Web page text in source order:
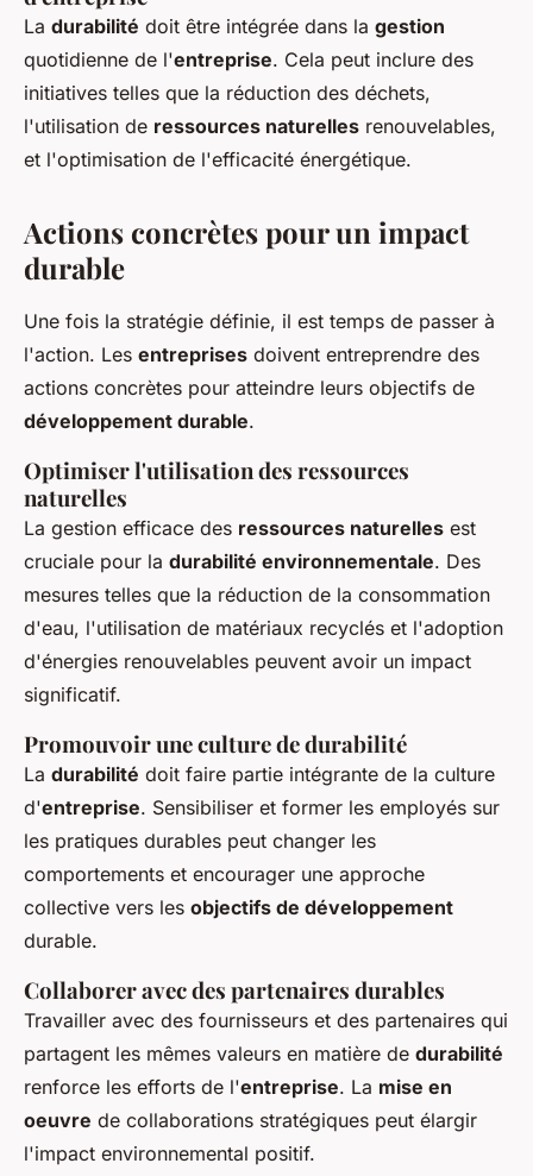
La durabilité doit être intégrée dans la gestion
quotidienne de l'entreprise. Cela peut inclure des
initiatives telles que la réduction des déchets,
l'utilisation de ressources naturelles renouvelables,
et l'optimisation de l'efficacité énergétique.
Actions concrètes pour un impact
durable
Une fois la stratégie définie, il est temps de passer à
l'action. Les entreprises doivent entreprendre des
actions concrètes pour atteindre leurs objectifs de
développement durable.
Optimiser l'utilisation des ressources
naturelles
La gestion efficace des ressources naturelles est
cruciale pour la durabilité environnementale. Des
mesures telles que la réduction de la consommation
d'eau, l'utilisation de matériaux recyclés et l'adoption
d'énergies renouvelables peuvent avoir un impact
significatif.
Promouvoir une culture de durabilité
La durabilité doit faire partie intégrante de la culture
d'entreprise. Sensibiliser et former les employés sur
les pratiques durables peut changer les
comportements et encourager une approche
collective vers les objectifs de développement
durable.
Collaborer avec des partenaires durables
Travailler avec des fournisseurs et des partenaires qui
partagent les mêmes valeurs en matière de durabilité
renforce les efforts de l'entreprise. La mise en
oeuvre de collaborations stratégiques peut élargir
l'impact environnemental positif.